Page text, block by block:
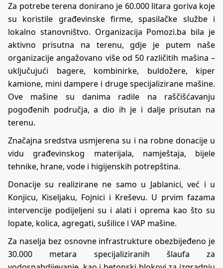
Za potrebe terena donirano je 60.000 litara goriva koje
su koristile građevinske firme, spasilačke službe i
lokalno stanovništvo. Organizacija Pomozi.ba bila je
aktivno prisutna na terenu, gdje je putem naše
organizacije angažovano više od 50 različitih mašina –
uključujući bagere, kombinirke, buldožere, kiper
kamione, mini dampere i druge specijalizirane mašine.
Ove mašine su danima radile na raščišćavanju
pogođenih područja, a dio ih je i dalje prisutan na
terenu.
Značajna sredstva usmjerena su i na robne donacije u
vidu građevinskog materijala, namještaja, bijele
tehnike, hrane, vode i higijenskih potrepština.
Donacije su realizirane ne samo u Jablanici, već i u
Konjicu, Kiseljaku, Fojnici i Kreševu. U prvim fazama
intervencije podijeljeni su i alati i oprema kao što su
lopate, kolica, agregati, sušilice i VAP mašine.
Za naselja bez osnovne infrastrukture obezbijeđeno je
30.000 metara specijaliziranih šlaufa za